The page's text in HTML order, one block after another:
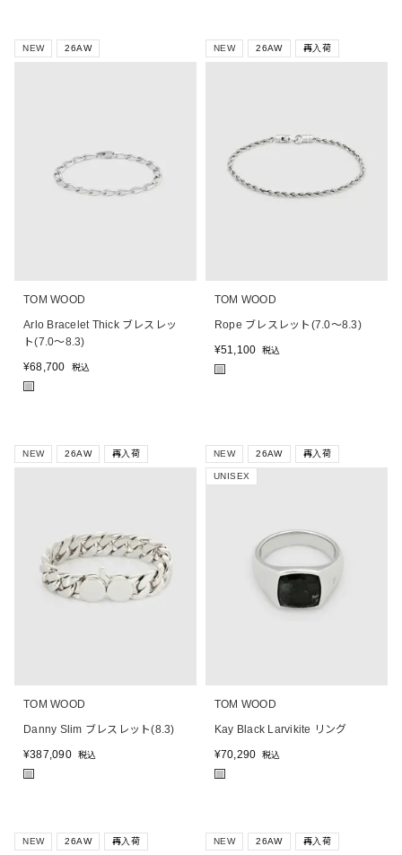
NEW 26AW
TOM WOOD
Arlo Bracelet Thick ブレスレッ
ト(7.0～8.3)
¥68,700 税込
■
NEW 26AW 再入荷
TOM WOOD
Rope ブレスレット(7.0～8.3)
¥51,100 税込
■
NEW 26AW 再入荷
TOM WOOD
Danny Slim ブレスレット(8.3)
¥387,090 税込
■
NEW 26AW 再入荷
UNISEX
TOM WOOD
Kay Black Larvikite リング
¥70,290 税込
■
NEW 26AW 再入荷 NEW 26AW 再入荷